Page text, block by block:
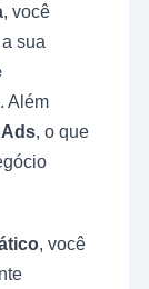
, você
sua
Além
, o que
, você